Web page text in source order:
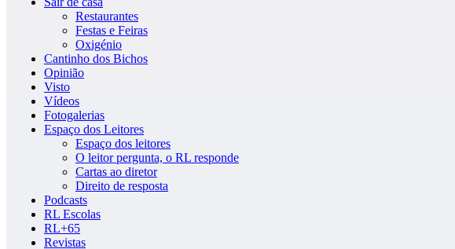
Restaurantes
Festas e Feiras
Oxigénio
Cantinho dos Bichos
Opinião
Visto
Vídeos
Fotogalerias
Espaço dos Leitores
Espaço dos leitores
O leitor pergunta, o RL responde
Cartas ao diretor
Direito de resposta
Podcasts
RL Escolas
RL+65
Revistas